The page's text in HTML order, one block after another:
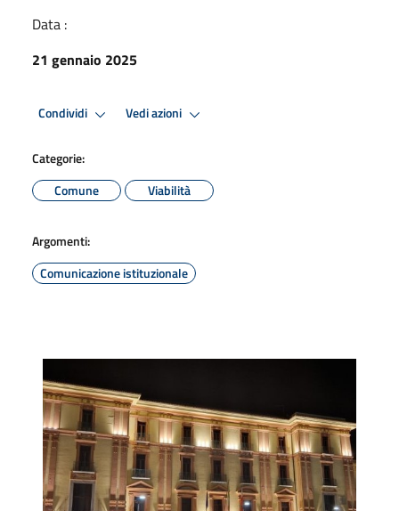
Data :
21 gennaio 2025
Condividi Vedi azioni
Categorie:
Comune
Viabilità
Argomenti:
Comunicazione istituzionale